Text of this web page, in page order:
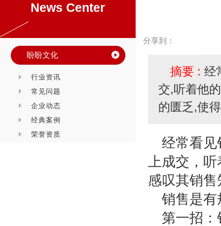
News Center
盼盼文化
行业资讯
常见问题
企业动态
经典案例
荣誉资质
分享到：
摘要 : 经
交,听着他
的匮乏,使
经常看见
上成交，
感叹其销
销售是有
第一招